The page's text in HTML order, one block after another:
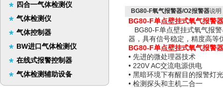
四合一气体检测仪
气体检测仪
气体控制器
BW进口气体检测仪
在线式报警控制器
气体检测辅助设备
BG80-F氧气报警器/O2报警器说明
BG80-F单点壁挂式氧气报警器
BG80-F单点壁挂式氧气报
器，具有信号稳定，精度高等
BG80-F单点壁挂式氧气报警器
• 先进的微处理器技术
• 220V AC交流电源供电
• 黑暗环境下有醒目的报警灯
• 检测探头和主机二合一